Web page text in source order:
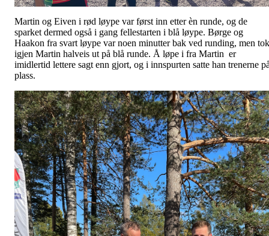
Martin og Eiven i rød løype var først inn etter èn runde, og de
sparket dermed også i gang fellestarten i blå løype. Børge og
Haakon fra svart løype var noen minutter bak ved runding, men tok
igjen Martin halveis ut på blå runde. Å løpe i fra Martin er
imidlertid lettere sagt enn gjort, og i innspurten satte han trenerne
plass.